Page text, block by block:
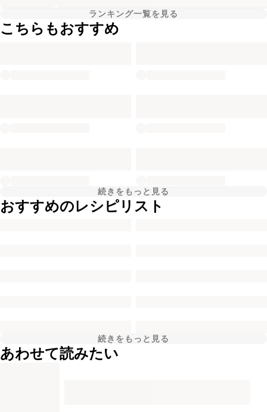
ランキング一覧を見る
こちらもおすすめ
続きをもっと見る
おすすめのレシピリスト
続きをもっと見る
あわせて読みたい